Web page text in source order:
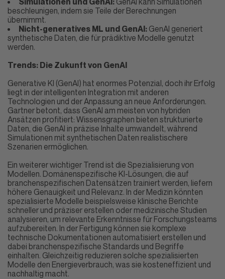
beschleunigen, indem sie Teile der Berechnungen
übernimmt.
Nicht-generatives ML und GenAI: GenAI generiert
synthetische Daten, die für prädiktive Modelle genutzt
werden.
Trends: Die Zukunft von GenAI
Generative KI (GenAI) hat enormes Potenzial, doch ihr Erfolg
liegt in der intelligenten Integration mit anderen
Technologien und der Anpassung an neue Anforderungen.
Gartner betont, dass GenAI am meisten von hybriden
Ansätzen profitiert: Wissensgraphen bieten strukturierte
Daten, die GenAI in präzise Inhalte umwandelt, während
Simulationen mit synthetischen Daten realistischere
Szenarien ermöglichen.
Ein weiterer wichtiger Trend ist die Spezialisierung von
Modellen. Domänenspezifische KI-Lösungen, die auf
branchenspezifischen Datensätzen trainiert werden, liefern
höhere Genauigkeit und Relevanz. In der Medizin könnten
spezialisierte Modelle beispielsweise klinische Berichte
schneller und präziser erstellen oder medizinische Studien
analysieren, um relevante Erkenntnisse für Forschungsteams
aufzubereiten. In der Fertigung können sie komplexe
technische Dokumentationen automatisiert erstellen und
dabei branchenspezifische Standards und Begriffe
einhalten. Gleichzeitig reduzieren solche spezialisierten
Modelle den Energieverbrauch, was sie kosteneffizient und
nachhaltig macht.